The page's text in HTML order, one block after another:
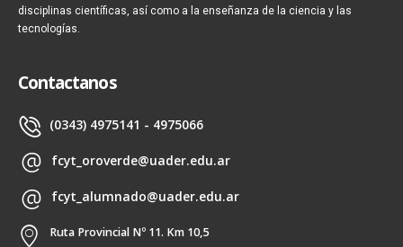
disciplinas científicas, así como a la enseñanza de la ciencia y las
tecnologías.
Contactanos
(0343) 4975141 - 4975066
fcyt_oroverde@uader.edu.ar
fcyt_alumnado@uader.edu.ar
Ruta Provincial Nº 11. Km 10,5